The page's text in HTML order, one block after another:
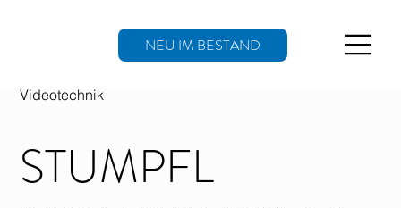
NEU IM BESTAND
STUMPFL
Videotechnik